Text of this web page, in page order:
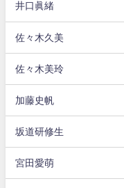
井口眞緒
佐々木久美
佐々木美玲
加藤史帆
坂道研修生
宮田愛萌